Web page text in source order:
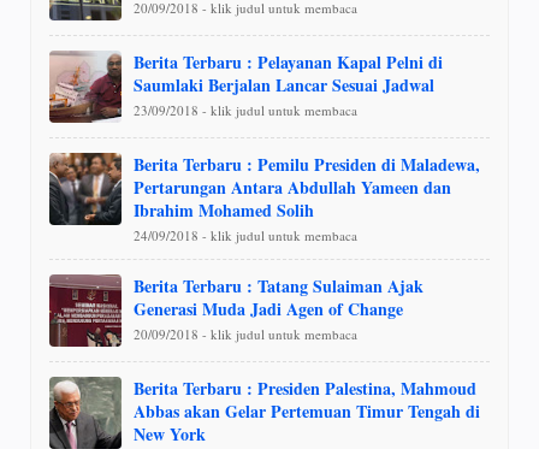
20/09/2018 - klik judul untuk membaca
Berita Terbaru : Pelayanan Kapal Pelni di
Saumlaki Berjalan Lancar Sesuai Jadwal
23/09/2018 - klik judul untuk membaca
Berita Terbaru : Pemilu Presiden di Maladewa,
Pertarungan Antara Abdullah Yameen dan
Ibrahim Mohamed Solih
24/09/2018 - klik judul untuk membaca
Berita Terbaru : Tatang Sulaiman Ajak
Generasi Muda Jadi Agen of Change
20/09/2018 - klik judul untuk membaca
Berita Terbaru : Presiden Palestina, Mahmoud
Abbas akan Gelar Pertemuan Timur Tengah di
New York